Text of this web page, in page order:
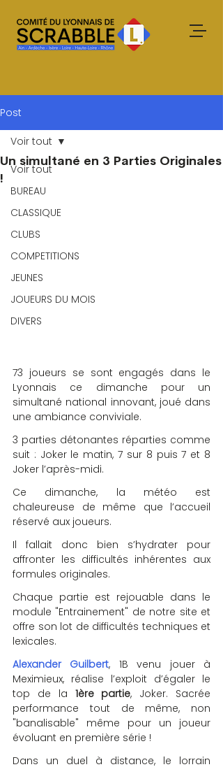
Post
Voir tout
BUREAU
CLASSIQUE
CLUBS
COMPETITIONS
JEUNES
JOUEURS DU MOIS
DIVERS
Voir tout
Un simultané en 3 Parties Originales
!
73 joueurs se sont engagés dans le
Lyonnais ce dimanche pour un
simultané national innovant, joué dans
une ambiance conviviale.
3 parties détonantes réparties comme
suit : Joker le matin, 7 sur 8 puis 7 et 8
Joker l’après-midi.
Ce dimanche, la météo est
chaleureuse de même que l’accueil
réservé aux joueurs.
Il fallait donc bien s’hydrater pour
affronter les difficultés inhérentes aux
formules originales.
Chaque partie est rejouable dans le
module "Entrainement" de notre site et
offre son lot de difficultés techniques et
lexicales.
Alexander Guilbert, 1B venu jouer à
Meximieux, réalise l’exploit d’égaler le
top de la 1ère partie, Joker. Sacrée
performance tout de même, non
"banalisable" même pour un joueur
évoluant en première série !